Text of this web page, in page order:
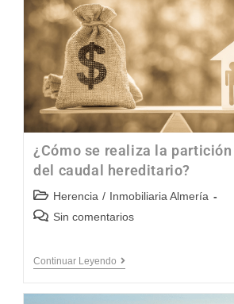
¿Cómo se realiza la
del caudal hereditario?
Herencia / Inmobiliaria Almería
Sin comentarios
Continuar Leyendo